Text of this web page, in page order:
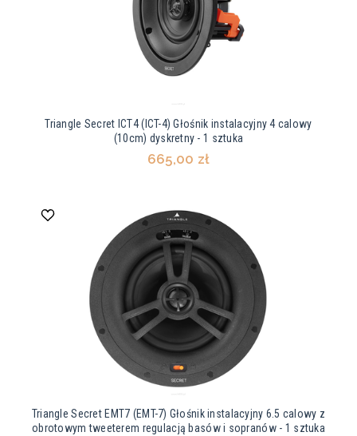
Triangle Secret ICT4 (ICT-4) Głośnik instalacyjny 4 calowy
(10cm) dyskretny - 1 sztuka
665,00 zł
Triangle Secret EMT7 (EMT-7) Głośnik instalacyjny 6.5 calowy z
obrotowym tweeterem regulacją basów i sopranów - 1 sztuka